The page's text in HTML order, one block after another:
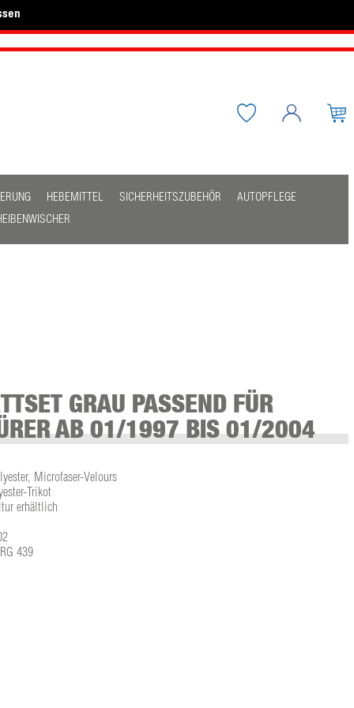
HEBEMITTEL SICHERHEITSZUBEHÖR
AUTOPFLEGE
GRAU PASSEND FÜR
AB 01/1997 BIS 01/2004
Microfaser-Velours
Trikot
erhältlich
439